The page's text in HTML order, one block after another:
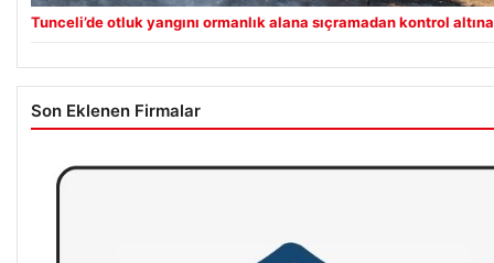
Tunceli’de otluk yangını ormanlık alana sıçramadan kontrol altına
Son Eklenen Firmalar